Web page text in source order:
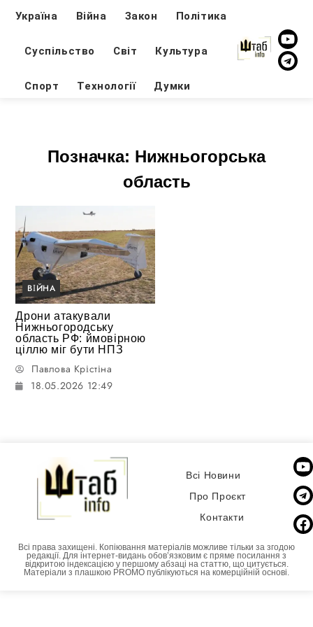
Україна Війна Закон Політика
Суспільство Світ Культура
Спорт Технології Думки
Позначка: Нижньогорська
область
ВІЙНА
Дрони атакували
Нижньогородську
область РФ: ймовірною
ціллю міг бути НПЗ
Павлова Крістіна
18.05.2026 12:49
Всі Новини
Про Проєкт
Контакти
Всі права захищені. Копіювання матеріалів можливе тільки за згодою
редакції. Для інтернет-видань обовʼязковим є пряме посилання з
відкритою індексацією у першому абзаці на статтю, що цитується.
Матеріали з плашкою PROMO публікуються на комерційній основі.